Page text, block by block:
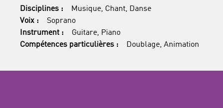
Disciplines :
Musique, Chant, Danse
Voix :
Soprano
Instrument :
Guitare, Piano
Compétences particulières :
Doublage, Animation